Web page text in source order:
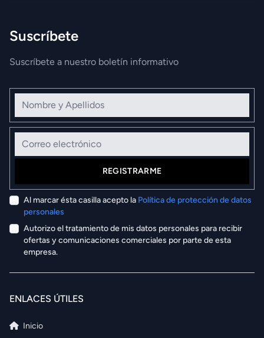
Suscríbete
Suscríbete a nuestro boletín informativo
Nombre y Apellidos
Correo electrónico
REGISTRARME
Al marcar ésta casilla acepto la Política de protección de datos
personales
Autorizo el tratamiento de mis datos personales para recibir
ofertas y comunicaciones comerciales por parte de esta
empresa.
ENLACES ÚTILES
Inicio